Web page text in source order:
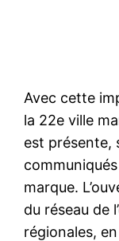
Avec cette
la 22e ville
est présente,
marque.
du réseau de
régionales,